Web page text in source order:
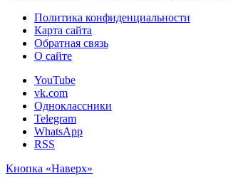
Политика конфиденциальности
Карта сайта
Обратная связь
О сайте
YouTube
vk.com
Одноклассники
Telegram
WhatsApp
RSS
Кнопка «Наверх»